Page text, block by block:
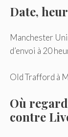
Date,
Manchester
d’envoi à 20
Old Trafford à
Où
contre